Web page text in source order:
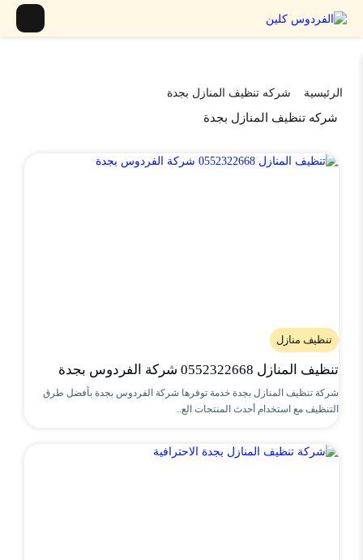
الرئيسية شركه تنظيف المنازل بجدة
شركه تنظيف المنازل بجدة
تنظيف منازل
تنظيف المنازل 0552322668 شركة الفردوس بجدة
شركة تنظيف المنازل بجدة خدمة توفرها شركة الفردوس بجدة بأفضل طرق
التنظيف مع استخدام أحدث المنتجات الع..